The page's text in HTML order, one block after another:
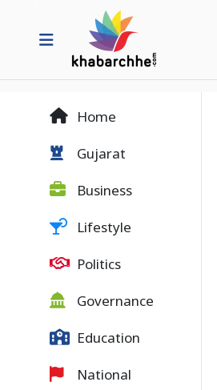
Home
Gujarat
Business
Lifestyle
Politics
Governance
Education
National